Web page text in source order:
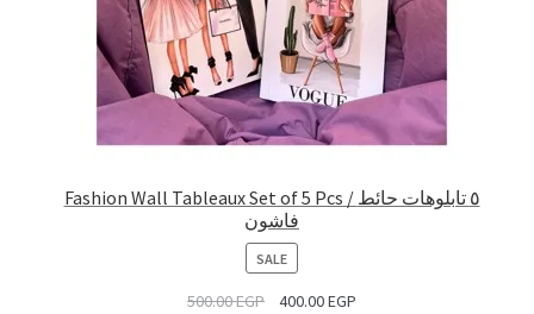
Fashion Wall Tableaux Set of 5 Pcs / ٥ تابلوهات حائط
فاشون
SALEPRODUCT
ON
SALE
500.00EGP 400.00EGP